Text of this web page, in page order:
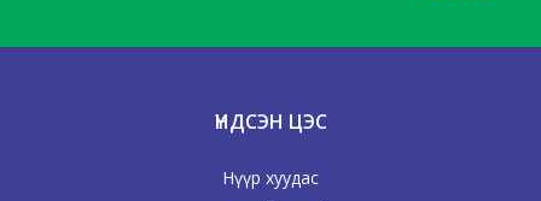
ҮНДСЭН ЦЭС
Нүүр хуудас